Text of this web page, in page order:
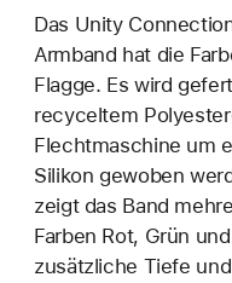
Das Unity
Armband hat die
Flagge. Es wird
recyceltem
Flechtmaschine um
Silikon gewoben
zeigt das Band
Farben Rot, Grün
zusätzliche Tiefe